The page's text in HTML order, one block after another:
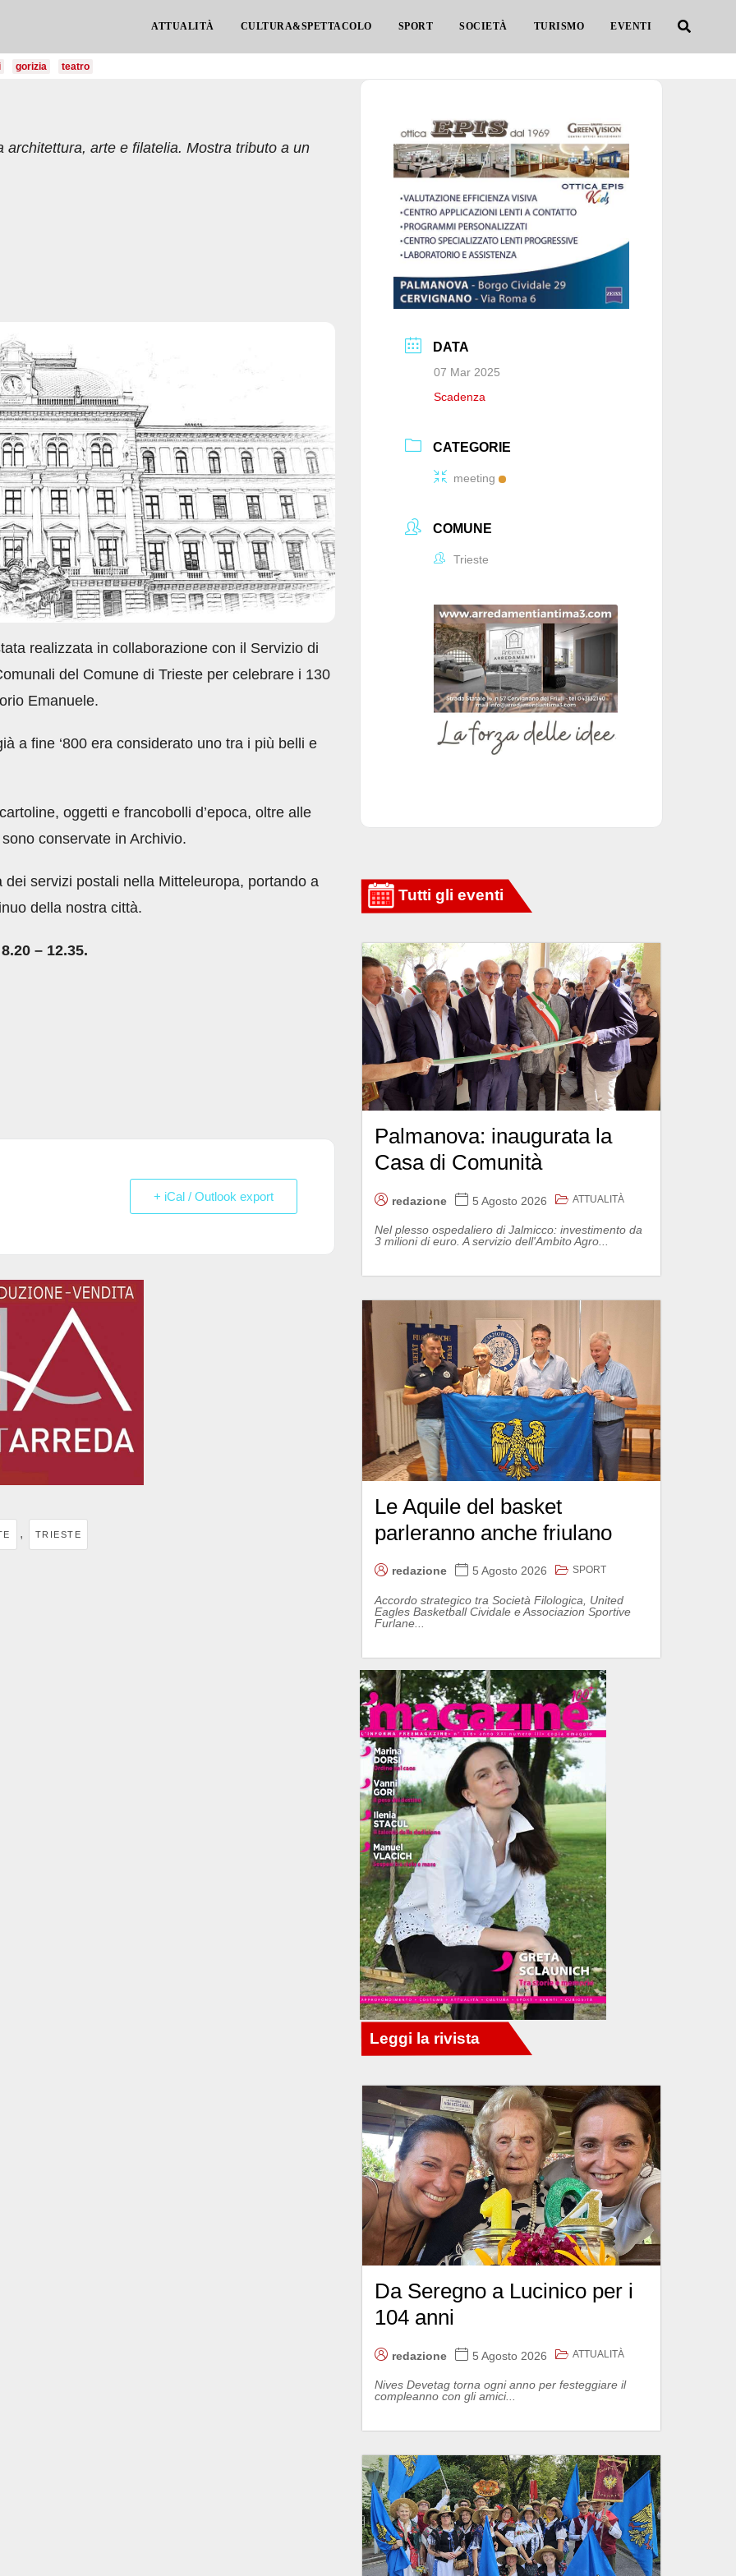
ATTUALITÀ CULTURA&SPETTACOLO SPORT SOCIETÀ TURISMO EVENTI
gorizia teatro
arte e filatelia. Mostra tributo a un
realizzata in collaborazione con il Servizio di
del Comune di Trieste per celebrare i 130
Emanuele.
a fine ‘800 era considerato uno tra i più belli e
oggetti e francobolli d’epoca, oltre alle
conservate in Archivio.
servizi postali nella Mitteleuropa, portando a
della nostra città.
– 12.35.
+ iCal / Outlook export
, TRIESTE
DATA
07 Mar 2025
Scadenza
CATEGORIE
meeting
COMUNE
Trieste
Palmanova: inaugurata la
Casa di Comunità
redazione 5 Agosto 2026 ATTUALITÀ
Nel plesso ospedaliero di Jalmicco: investimento da
3 milioni di euro. A servizio dell'Ambito Agro...
Le Aquile del basket
parleranno anche friulano
redazione 5 Agosto 2026 SPORT
Accordo strategico tra Società Filologica, United
Eagles Basketball Cividale e Associazion Sportive
Furlane...
Da Seregno a Lucinico per i
104 anni
redazione 5 Agosto 2026 ATTUALITÀ
Nives Devetag torna ogni anno per festeggiare il
compleanno con gli amici...